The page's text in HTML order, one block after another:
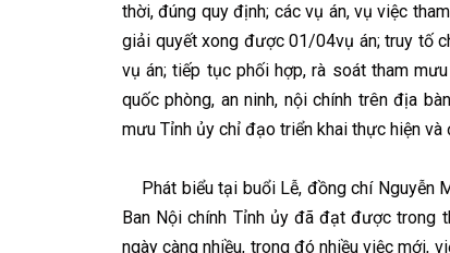
thời, đúng quy định; các vụ án, vụ việc
giải quyết xong được 01/04vụ án; truy tố
vụ án; tiếp tục phối hợp, rà soát tham
quốc phòng, an ninh, nội chính trên địa
mưu Tỉnh ủy chỉ đạo triển khai thực hiện
Phát biểu tại buổi Lễ, đồng chí Nguyễn
Ban Nội chính Tỉnh ủy đã đạt được trong
ngày càng nhiều, trong đó nhiều việc mới,